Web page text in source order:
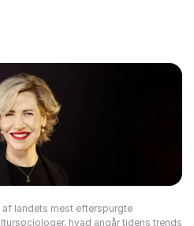
af landets mest efterspurgte
hvad angår tidens trends